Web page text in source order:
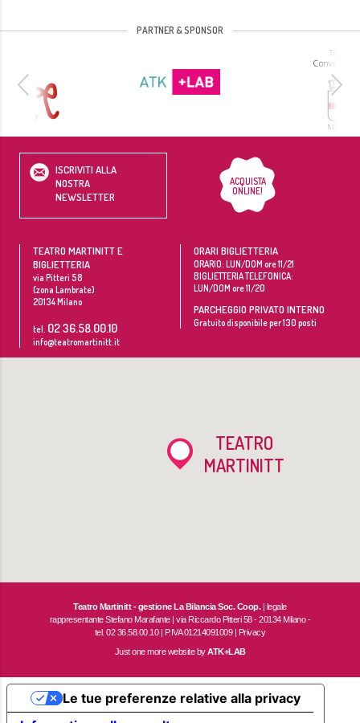
PARTNER & SPONSOR
ISCRIVITI ALLA
NOSTRA
NEWSLETTER
ACQUISTA
ONLINE!
TEATRO MARTINITT E
BIGLIETTERIA
via Pitteri 58
(zona Lambrate)
20134Milano
tel. 02 36.58.00.10
info@teatromartinitt.it
ORARI BIGLIETTERIA
ORARIO: LUN/DOM ore 11/21
BIGLIETTERIA TELEFONICA:
LUN/DOM ore 11/20
PARCHEGGIO PRIVATO INTERNO
Gratuito disponibile per 130 posti
TEATRO
MARTINITT
Teatro Martinitt - gestione La Bilancia Soc. Coop.| legale
rappresentante Stefano Marafante | via Riccardo Pitteri 58 - 20134 Milano -
tel. 02 36.58.00.10 | P.IVA 01214091009 | Privacy
Just one more website byATK+LAB
Le tue preferenze relative alla privacy